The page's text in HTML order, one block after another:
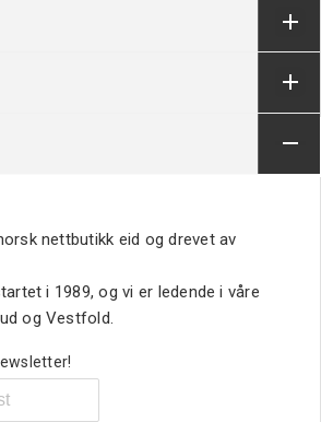
nettbutikk eid og drevet av
i 1989, og vi er ledende i våre
og Vestfold.